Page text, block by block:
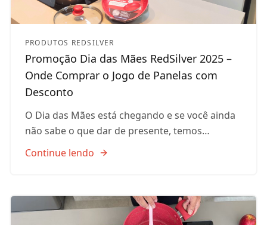
PRODUTOS REDSILVER
Promoção Dia das Mães RedSilver 2025 –
Onde Comprar o Jogo de Panelas com
Desconto
O Dia das Mães está chegando e se você ainda
não sabe o que dar de presente, temos…
Continue lendo